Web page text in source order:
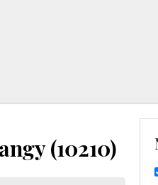
(10210)